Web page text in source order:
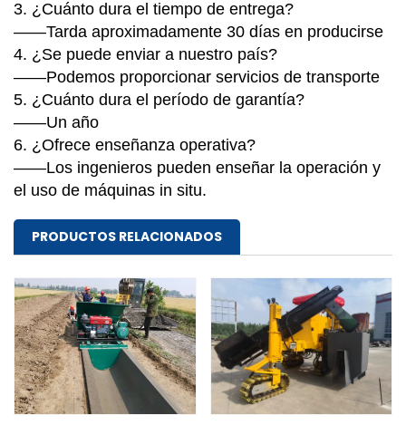
3. ¿Cuánto dura el tiempo de entrega?
——Tarda aproximadamente 30 días en producirse
4. ¿Se puede enviar a nuestro país?
——Podemos proporcionar servicios de transporte
5. ¿Cuánto dura el período de garantía?
——Un año
6. ¿Ofrece enseñanza operativa?
——Los ingenieros pueden enseñar la operación y
el uso de máquinas in situ.
PRODUCTOS RELACIONADOS